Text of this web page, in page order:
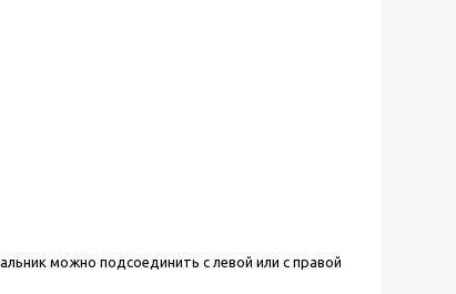
можно подсоединить с левой или с правой